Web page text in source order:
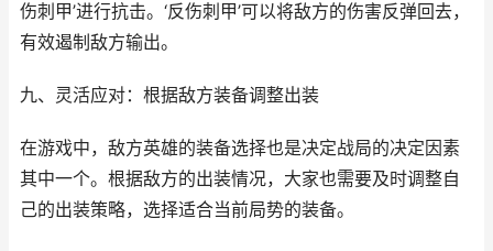
伤刺甲’进行抗击。‘反伤刺甲’可以将敌方的伤害反弹回去，
有效遏制敌方输出。
九、灵活应对：根据敌方装备调整出装
在游戏中，敌方英雄的装备选择也是决定战局的决定因素
其中一个。根据敌方的出装情况，大家也需要及时调整自
己的出装策略，选择适合当前局势的装备。